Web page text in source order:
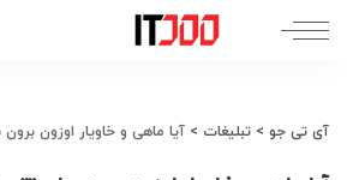
آی تی جو > تبلیغات > آیا ماهی و خاویار اوزون برون برای